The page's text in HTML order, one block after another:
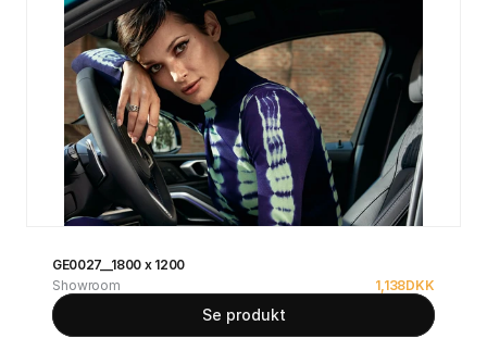
GE0027__1800 x 1200
Showroom
1,138DKK
Se produkt